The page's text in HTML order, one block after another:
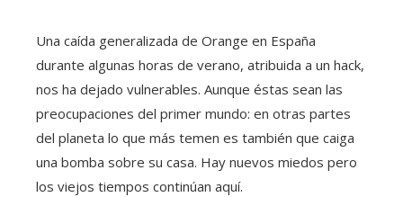
Una caída generalizada de Orange en España
durante algunas horas de verano, atribuida a un hack,
nos ha dejado vulnerables. Aunque éstas sean las
preocupaciones del primer mundo: en otras partes
del planeta lo que más temen es también que caiga
una bomba sobre su casa. Hay nuevos miedos pero
los viejos tiempos continúan aquí.